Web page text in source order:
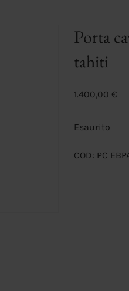
Porta
tahiti
1.400,00 €
Esaurito
COD: PC